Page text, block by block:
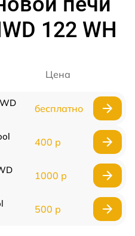
122 WH
Цена
бесплатно
400 р
1000 р
500 р